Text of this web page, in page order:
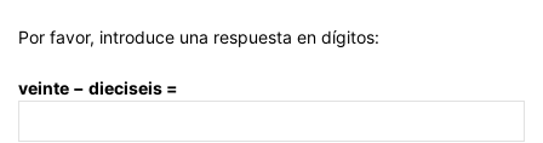
Por favor, introduce una respuesta en dígitos:
veinte − dieciseis =